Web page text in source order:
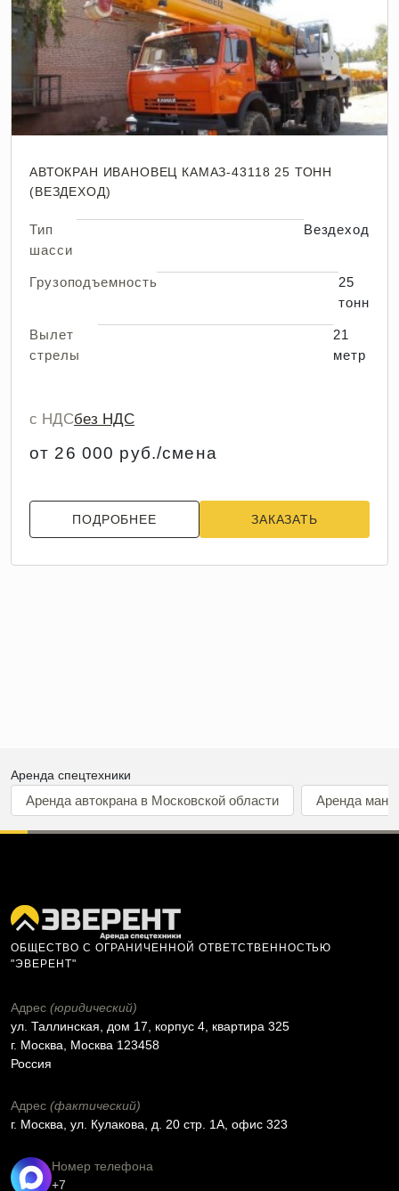
АВТОКРАН ИВАНОВЕЦ КАМАЗ-43118 25 ТОНН
(ВЕЗДЕХОД)
Тип
шасси
Вездеход
Грузоподъемность
25
тонн
Вылет
стрелы
21
метр
с НДСбез НДС
от 26 000 руб./смена
ПОДРОБНЕЕ ЗАКАЗАТЬ
Аренда спецтехники
Аренда автокрана в Московской области Аренда
ОБЩЕСТВО С ОГРАНИЧЕННОЙ ОТВЕТСТВЕННОСТЬЮ
"ЭВЕРЕНТ"
Адрес (юридический)
ул. Таллинская, дом 17, корпус 4, квартира 325
г. Москва, Москва 123458
Россия
Адрес (фактический)
г. Москва, ул. Кулакова, д. 20 стр. 1А, офис 323
Номер телефона
+7